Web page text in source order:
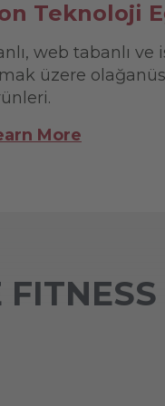
Teknoloji
web tabanlı
üzere
More